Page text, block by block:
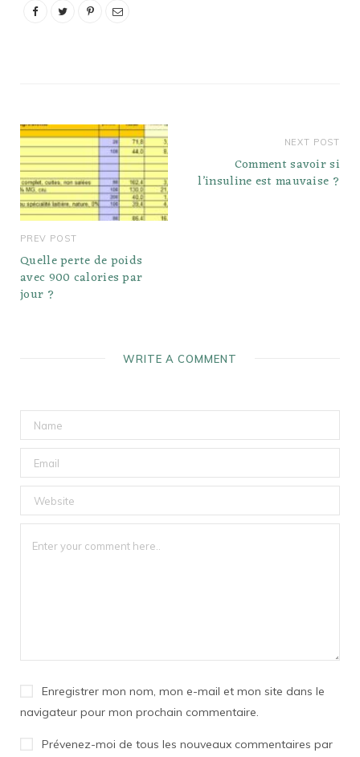
PREV POST
Quelle perte de poids
avec 900 calories par
jour ?
NEXT POST
Comment savoir si
l’insuline est mauvaise ?
WRITE A COMMENT
Enregistrer mon nom, mon e-mail et mon site dans le
navigateur pour mon prochain commentaire.
Prévenez-moi de tous les nouveaux commentaires par